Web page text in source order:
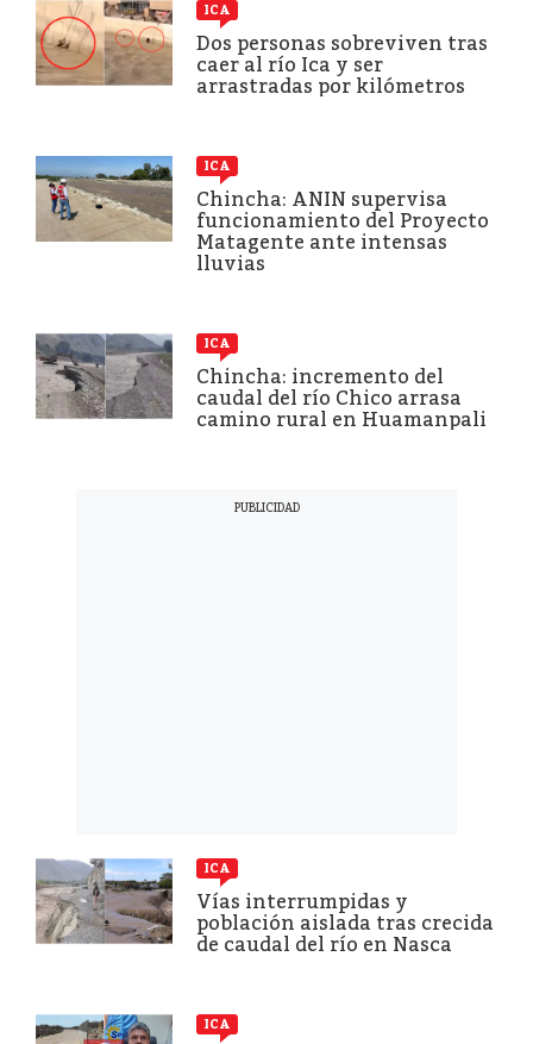
ICA
Dos personas sobreviven tras
caer al río Ica y ser
arrastradas por kilómetros
ICA
Chincha: ANIN supervisa
funcionamiento del Proyecto
Matagente ante intensas
lluvias
ICA
Chincha: incremento del
caudal del río Chico arrasa
camino rural en Huamanpali
ICA
Vías interrumpidas y
población aislada tras crecida
de caudal del río en Nasca
ICA